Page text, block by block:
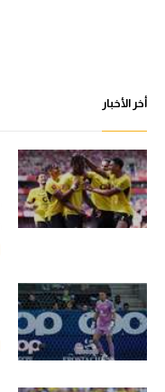
أخر الأخبار